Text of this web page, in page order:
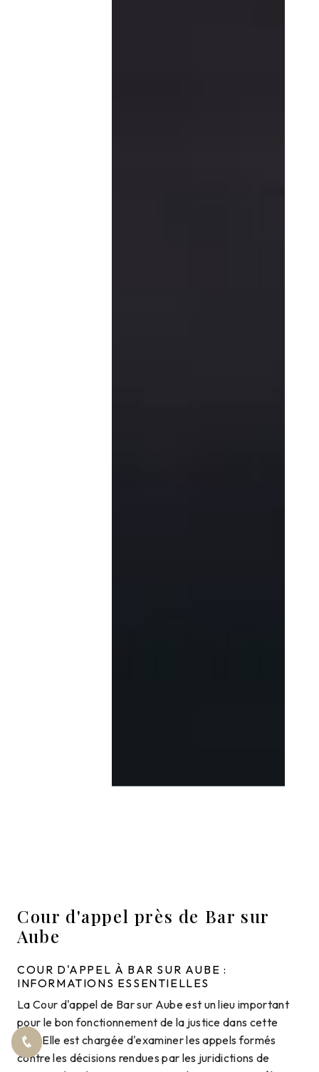
Cour d'appel près de Bar sur
Aube
COUR D'APPEL À BAR SUR AUBE :
INFORMATIONS ESSENTIELLES
La Cour d'appel de Bar sur Aube est un lieu important
pour le bon fonctionnement de la justice dans cette
ville. Elle est chargée d'examiner les appels formés
contre les décisions rendues par les juridictions de